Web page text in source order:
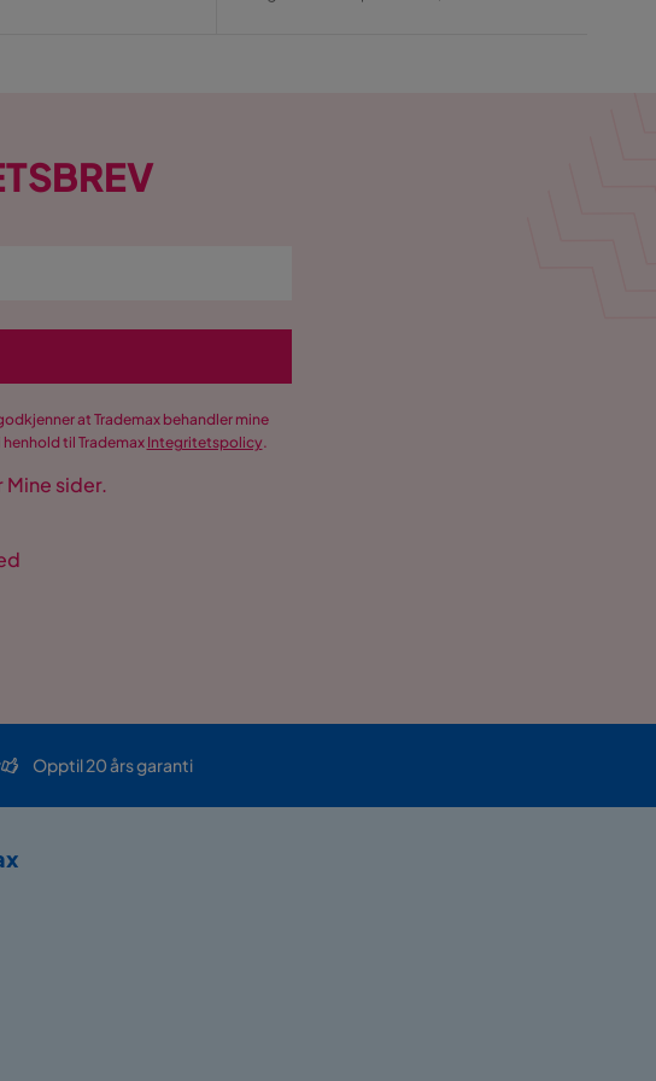
at Trademax behandler mine
til Trademax Integritetspolicy.
Mine sider.
Opptil 20 års garanti